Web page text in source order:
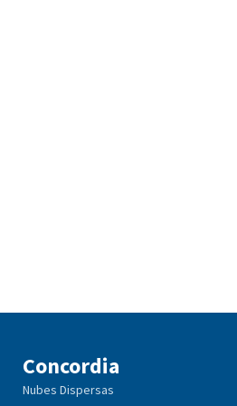
Concordia
Nubes Dispersas